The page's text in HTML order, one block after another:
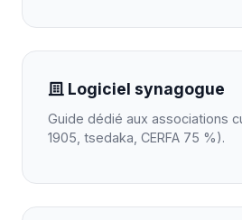
Logiciel synagogue
Guide dédié aux associations
1905, tsedaka, CERFA 75 %).